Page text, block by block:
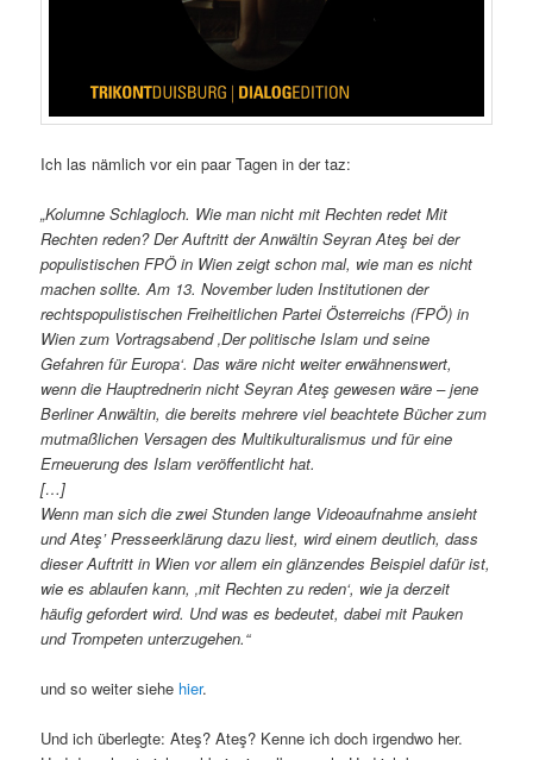
Ich las nämlich vor ein paar Tagen in der taz:
„Kolumne Schlagloch. Wie man nicht mit Rechten redet Mit
Rechten reden? Der Auftritt der Anwältin Seyran Ateş bei der
populistischen FPÖ in Wien zeigt schon mal, wie man es nicht
machen sollte. Am 13. November luden Institutionen der
rechtspopulistischen Freiheitlichen Partei Österreichs (FPÖ) in
Wien zum Vortragsabend ‚Der politische Islam und seine
Gefahren für Europa‘. Das wäre nicht weiter erwähnenswert,
wenn die Hauptrednerin nicht Seyran Ateş gewesen wäre – jene
Berliner Anwältin, die bereits mehrere viel beachtete Bücher zum
mutmaßlichen Versagen des Multikulturalismus und für eine
Erneuerung des Islam veröffentlicht hat.
[…]
Wenn man sich die zwei Stunden lange Videoaufnahme ansieht
und Ateş’ Presseerklärung dazu liest, wird einem deutlich, dass
dieser Auftritt in Wien vor allem ein glänzendes Beispiel dafür ist,
wie es ablaufen kann, ‚mit Rechten zu reden‘, wie ja derzeit
häufig gefordert wird. Und was es bedeutet, dabei mit Pauken
und Trompeten unterzugehen.“
und so weiter siehe hier.
Und ich überlegte: Ateş? Ateş? Kenne ich doch irgendwo her.